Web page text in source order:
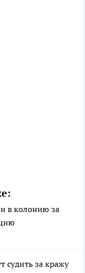
в колонию за
судить за кражу